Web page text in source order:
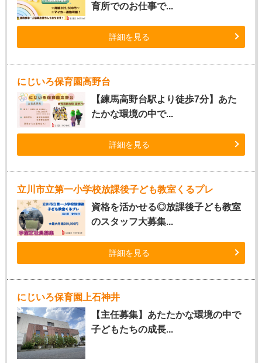
育所でのお仕事で...
詳細を見る
にじいろ保育園高野台
【練馬高野台駅より徒歩7分】あた
たかな環境の中で...
詳細を見る
立川市立第一小学校放課後子ども教室くるプレ
資格を活かせる◎放課後子ども教室
のスタッフ大募集...
詳細を見る
にじいろ保育園上石神井
【主任募集】あたたかな環境の中で
子どもたちの成長...